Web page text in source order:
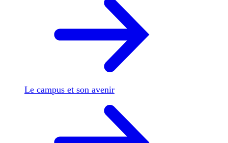
Le campus et son avenir